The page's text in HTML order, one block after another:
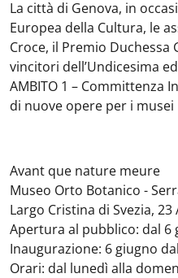
La città di Genova, in
Europea della Cultura, le
Croce, il Premio Duchessa
vincitori dell’Undicesima
AMBITO 1 – Committenza
di nuove opere per i
Avant que nature meure
Museo Orto Botanico -
Largo Cristina di Svezia, 23
Apertura al pubblico: dal 6
Inaugurazione: 6 giugno
Orari: dal lunedì alla